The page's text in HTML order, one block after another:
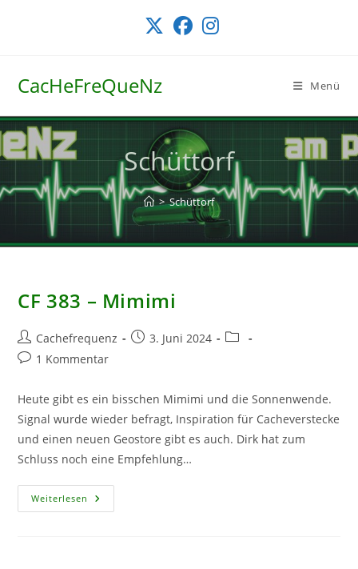
CacHeFreQueNz Menü
Schüttorf
> Schüttorf
CF 383 – Mimimi
Beitrags-
Autor:
Cachefrequenz
Beitrag3. Juni 2024
Beitrags-
Beitrags-
1 Kommentar
Heute gibt es ein bisschen Mimimi und die Sonnenwende.
Signal wurde wieder befragt, Inspiration für Cacheverstecke
und einen neuen Geostore gibt es auch. Dirk hat zum
Schluss noch eine Empfehlung…
Weiterlesen CF
383